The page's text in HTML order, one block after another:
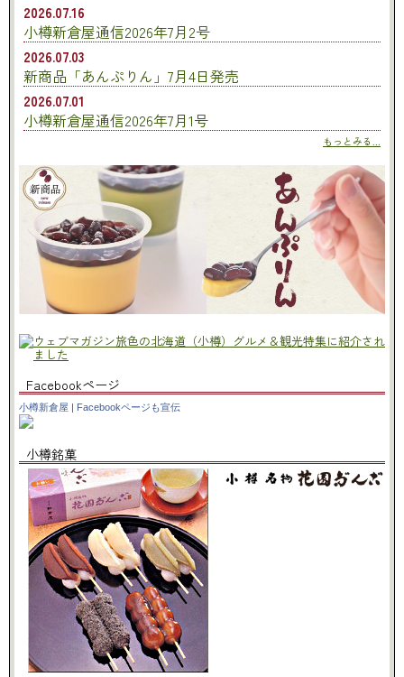
2026.07.16
小樽新倉屋通信2026年7月2号
2026.07.03
新商品「あんぷりん」7月4日発売
2026.07.01
小樽新倉屋通信2026年7月1号
もっとみる...
Facebookページ
小樽新倉屋 | Facebookページも宣伝
小樽銘菓